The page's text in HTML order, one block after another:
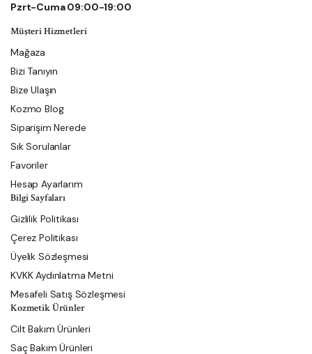
Pzrt-Cuma 09:00-19:00
Müşteri Hizmetleri
Mağaza
Bizi Tanıyın
Bize Ulaşın
Kozmo Blog
Siparişim Nerede
Sık Sorulanlar
Favoriler
Hesap Ayarlarım
Bilgi Sayfaları
Gizlilik Politikası
Çerez Politikası
Üyelik Sözleşmesi
KVKK Aydınlatma Metni
Mesafeli Satış Sözleşmesi
Kozmetik Ürünler
Cilt Bakım Ürünleri
Saç Bakım Ürünleri